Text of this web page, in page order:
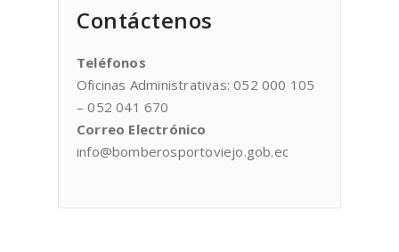
Contáctenos
Teléfonos
Oficinas Administrativas: 052 000 105
– 052 041 670
Correo Electrónico
info@bomberosportoviejo.gob.ec